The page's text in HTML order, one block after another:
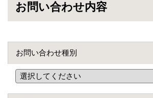
お問い合わせ内容
お問い合わせ種別